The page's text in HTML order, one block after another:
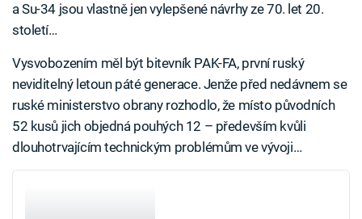
a Su-34 jsou vlastně jen vylepšené návrhy ze 70. let 20.
století…
Vysvobozením měl být bitevník PAK-FA, první ruský
neviditelný letoun páté generace. Jenže před nedávnem se
ruské ministerstvo obrany rozhodlo, že místo původních
52 kusů jich objedná pouhých 12 – především kvůli
dlouhotrvajícím technickým problémům ve vývoji…